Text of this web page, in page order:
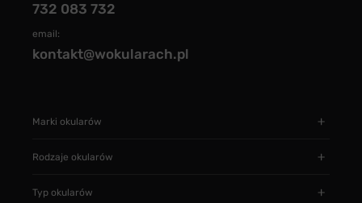
732 083 732
email:
kontakt@wokularach.pl
Marki okularów
Rodzaje okularów
Typ okularów